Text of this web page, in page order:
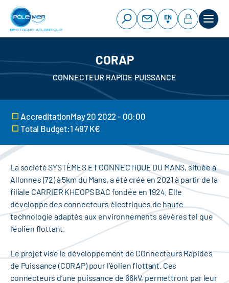
Cookies management panel
Skip
main
EN
CORAP
CONNECTEUR RAPIDE PUISSANCE
AccreditationMay 20 2022 - 00:00
Total Budget:1 497 K€
La société SYSTÈMES ET CONNECTIQUE DU MANS, située à
Allonnes (72) à 5km du Mans, a été créé en 2021 à partir de la
filiale CARRIER KHEOPS BAC fondée en 1924. Elle
développe des connecteurs électriques de haute
technologie adaptés aux environnements sévères tel que
l’éolien flottant.
Le projet vise le développement de COnnecteurs Rapides
de Puissance (CORAP) pour l’éolien flottant. Ces
connecteurs d’une puissance de 66kV, permettront par leur